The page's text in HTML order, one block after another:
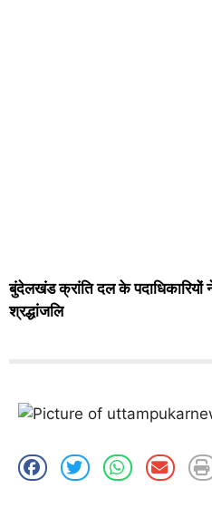
बुंदेलखंड क्रांति दल के पदाधिकारियों ने
श्रद्धांजलि